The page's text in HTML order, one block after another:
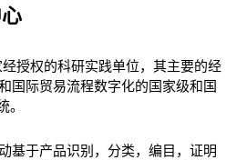
授权的科研实践单位，其主要的经
国际贸易流程数字化的国家级和国
。
基于产品识别，分类，编目，证明